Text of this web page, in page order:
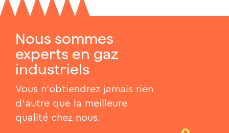
Nous sommes
experts en gaz
industriels
Vous n'obtiendrez jamais rien
d'autre que la meilleure
qualité chez nous.